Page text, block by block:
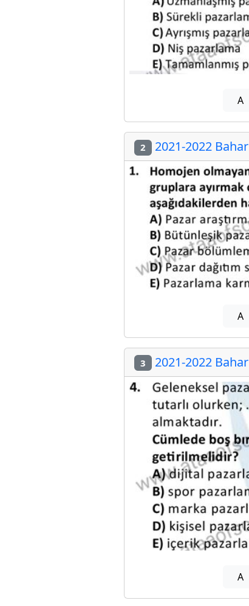
A
2 2021-2022 Bahar
A
3 2021-2022 Bahar
A